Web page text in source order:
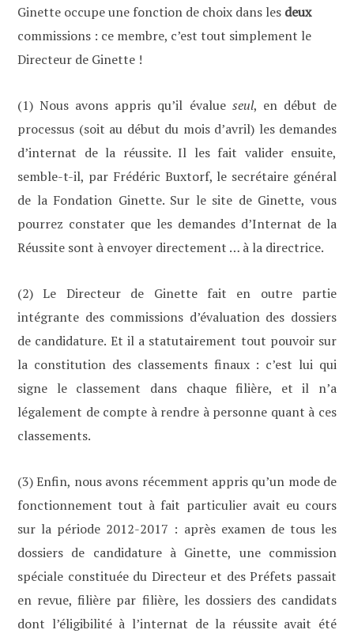
Ginette occupe une fonction de choix dans les deux
commissions : ce membre, c’est tout simplement le
Directeur de Ginette !
(1) Nous avons appris qu’il évalue seul, en début de
processus (soit au début du mois d’avril) les demandes
d’internat de la réussite. Il les fait valider ensuite,
semble-t-il, par Frédéric Buxtorf, le secrétaire général
de la Fondation Ginette. Sur le site de Ginette, vous
pourrez constater que les demandes d’Internat de la
Réussite sont à envoyer directement … à la directrice.
(2) Le Directeur de Ginette fait en outre partie
intégrante des commissions d’évaluation des dossiers
de candidature. Et il a statutairement tout pouvoir sur
la constitution des classements finaux : c’est lui qui
signe le classement dans chaque filière, et il n’a
légalement de compte à rendre à personne quant à ces
classements.
(3) Enfin, nous avons récemment appris qu’un mode de
fonctionnement tout à fait particulier avait eu cours
sur la période 2012-2017 : après examen de tous les
dossiers de candidature à Ginette, une commission
spéciale constituée du Directeur et des Préfets passait
en revue, filière par filière, les dossiers des candidats
dont l’éligibilité à l’internat de la réussite avait été